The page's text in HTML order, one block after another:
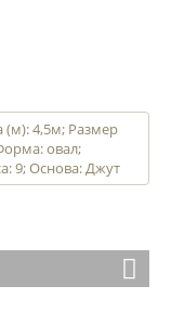
(м): 4,5м; Размер
овал;
9; Основа: Джут